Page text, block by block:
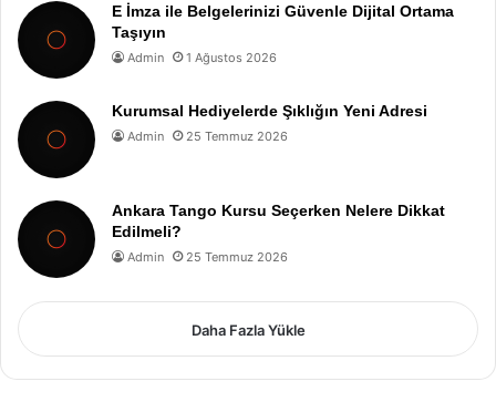
E İmza ile Belgelerinizi Güvenle Dijital Ortama
Taşıyın
Admin 1 Ağustos 2026
Kurumsal Hediyelerde Şıklığın Yeni Adresi
Admin 25 Temmuz 2026
Ankara Tango Kursu Seçerken Nelere Dikkat
Edilmeli?
Admin 25 Temmuz 2026
Daha Fazla Yükle